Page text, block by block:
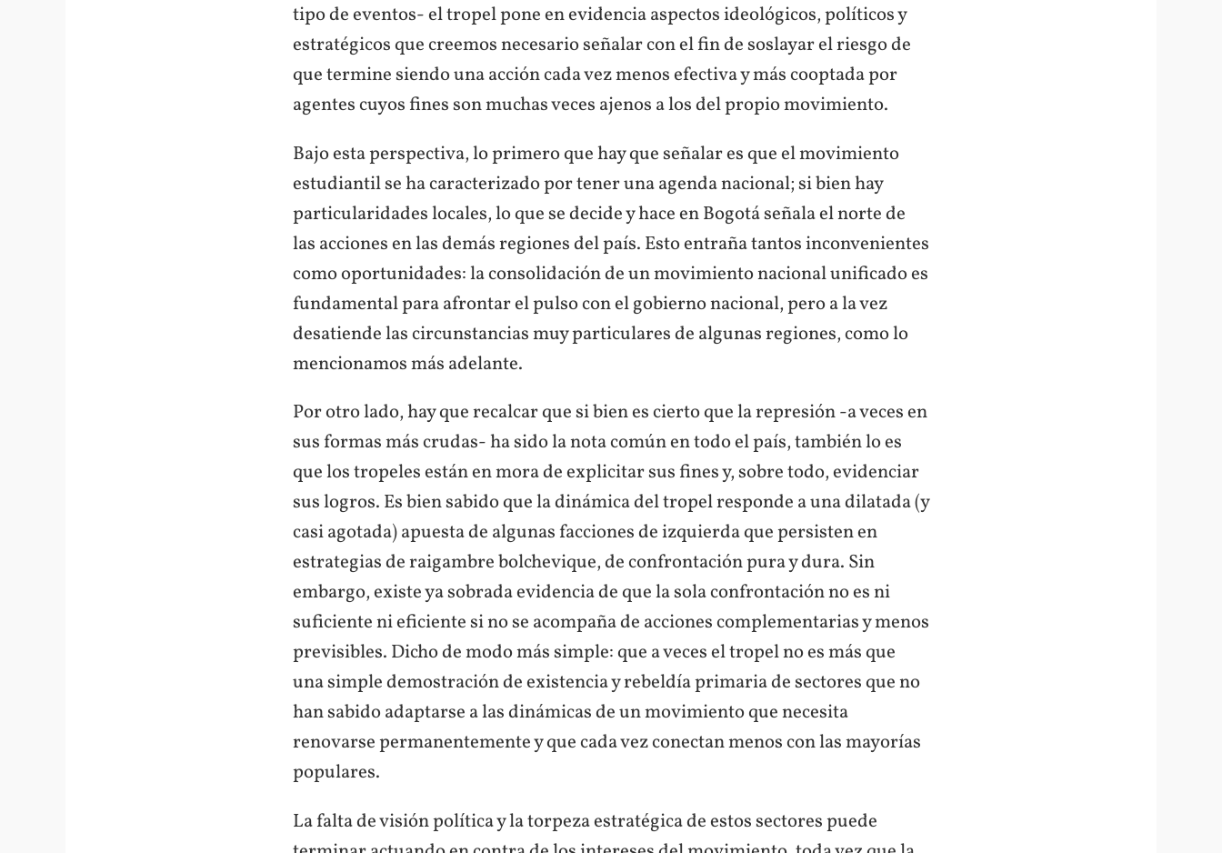
tipo de eventos- el tropel pone en evidencia aspectos ideológicos, políticos y
estratégicos que creemos necesario señalar con el fin de soslayar el riesgo de
que termine siendo una acción cada vez menos efectiva y más cooptada por
agentes cuyos fines son muchas veces ajenos a los del propio movimiento.
Bajo esta perspectiva, lo primero que hay que señalar es que el movimiento
estudiantil se ha caracterizado por tener una agenda nacional; si bien hay
particularidades locales, lo que se decide y hace en Bogotá señala el norte de
las acciones en las demás regiones del país. Esto entraña tantos inconvenientes
como oportunidades: la consolidación de un movimiento nacional unificado es
fundamental para afrontar el pulso con el gobierno nacional, pero a la vez
desatiende las circunstancias muy particulares de algunas regiones, como lo
mencionamos más adelante.
Por otro lado, hay que recalcar que si bien es cierto que la represión -a veces en
sus formas más crudas- ha sido la nota común en todo el país, también lo es
que los tropeles están en mora de explicitar sus fines y, sobre todo, evidenciar
sus logros. Es bien sabido que la dinámica del tropel responde a una dilatada (y
casi agotada) apuesta de algunas facciones de izquierda que persisten en
estrategias de raigambre bolchevique, de confrontación pura y dura. Sin
embargo, existe ya sobrada evidencia de que la sola confrontación no es ni
suficiente ni eficiente si no se acompaña de acciones complementarias y menos
previsibles. Dicho de modo más simple: que a veces el tropel no es más que
una simple demostración de existencia y rebeldía primaria de sectores que no
han sabido adaptarse a las dinámicas de un movimiento que necesita
renovarse permanentemente y que cada vez conectan menos con las mayorías
populares.
La falta de visión política y la torpeza estratégica de estos sectores puede